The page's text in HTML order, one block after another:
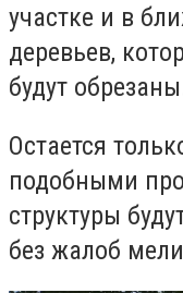
участке и в
деревьев,
будут
Остается
подобными
структуры
без жалоб